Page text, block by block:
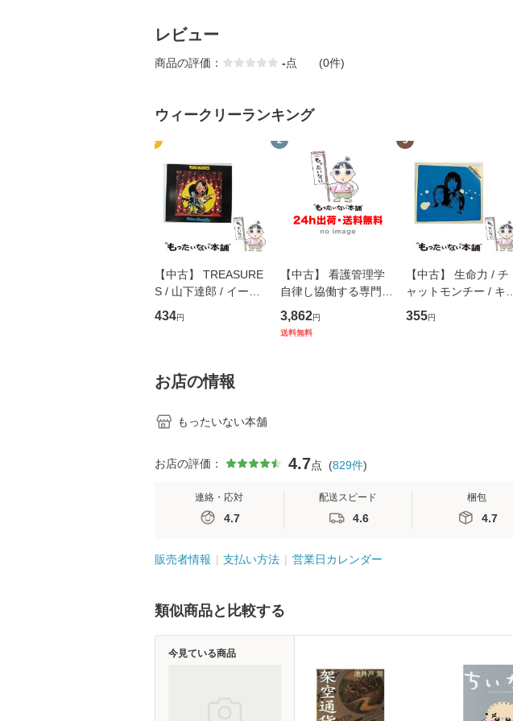
レビュー
商品の評価： -点 (0件)
ウィークリーランキング
1
【中古】 TREASURE
S / 山下達郎 / イース
トウエスト・ジャパン
[CD]【メール便送料無
434円
2
【中古】 看護管理学
自律し協働する専門職
の看護マネジメントス
キル 改訂第3版 (看護
3,862円
送料無料
3
【中古】 生命力 / チ
ャットモンチー / キュ
ーンレコード [CD]
【メール便送料無料】
355円
お店の情報
もったいない本舗
お店の評価： 4.7点 (829件)
連絡・応対
4.7
配送スピード
4.6
梱包
4.7
販売者情報 支払い方法 営業日カレンダー
類似商品と比較する
今見ている商品